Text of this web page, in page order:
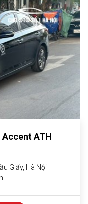
Accent ATH
Giấy, Hà Nội